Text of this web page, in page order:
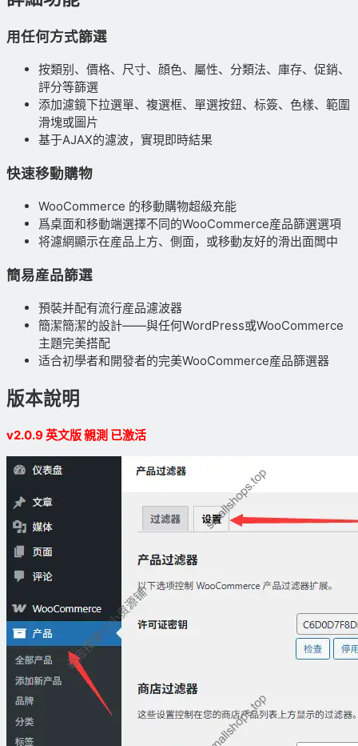
用任何方式篩選
按類别、價格、尺寸、顔色、屬性、分類法、庫存、促銷、
評分等篩選
添加濾鏡下拉選單、複選框、單選按鈕、标簽、色樣、範圍
滑塊或圖片
基于AJAX的濾波，實現即時結果
快速移動購物
WooCommerce 的移動購物超級充能
爲桌面和移動端選擇不同的WooCommerce産品篩選選項
将濾網顯示在産品上方、側面，或移動友好的滑出面闆中
簡易産品篩選
預裝并配有流行産品濾波器
簡潔簡潔的設計——與任何WordPress或WooCommerce
主題完美搭配
适合初學者和開發者的完美WooCommerce産品篩選器
版本說明
v2.0.9 英文版 親測 已激活